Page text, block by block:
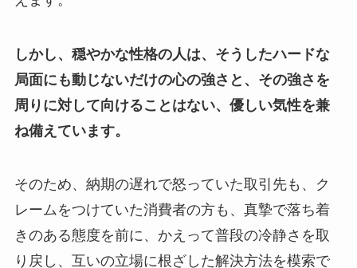
しかし、穏やかな性格の人は、そうしたハードな
局面にも動じないだけの心の強さと、その強さを
周りに対して向けることはない、優しい気性を兼
ね備えています。
そのため、納期の遅れで怒っていた取引先も、ク
レームをつけていた消費者の方も、真摯で落ち着
きのある態度を前に、かえって普段の冷静さを取
り戻し、互いの立場に根ざした解決方法を模索で